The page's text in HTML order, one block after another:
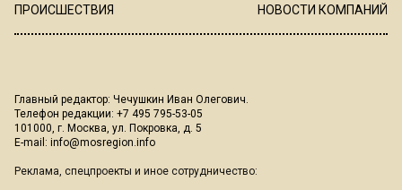
ПРОИСШЕСТВИЯ
НОВОСТИ КОМПАНИЙ
Главный редактор: Чечушкин Иван Олегович.
Телефон редакции: +7 495 795-53-05
101000, г. Москва, ул. Покровка, д. 5
E-mail: info@mosregion.info
Реклама, спецпроекты и иное сотрудничество: